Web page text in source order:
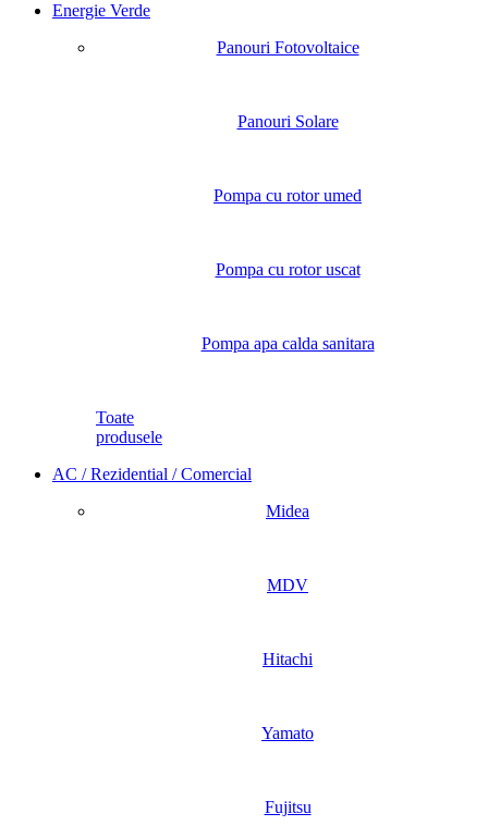
Energie Verde
Panouri Fotovoltaice
Panouri Solare
Pompa cu rotor umed
Pompa cu rotor uscat
Pompa apa calda sanitara
Toate
produsele
AC / Rezidential / Comercial
Midea
MDV
Hitachi
Yamato
Fujitsu